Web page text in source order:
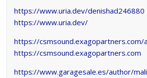
https://www.uria.dev/denishad246880
https://www.uria.dev/
https://csmsound.exagopartners.com/
https://csmsound.exagopartners.com
https://www.garagesale.es/author/